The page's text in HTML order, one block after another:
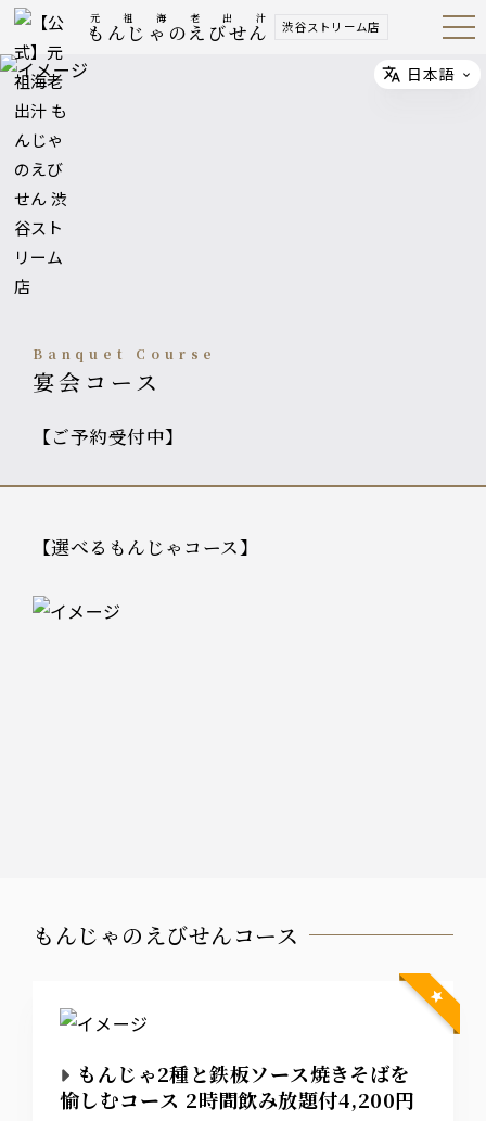
元祖海老出汁
もんじゃのえびせん 渋谷ストリーム店 Open
Navig
Banquet Course
宴会コース
【ご予約受付中】
【選べるもんじゃコース】
もんじゃのえびせんコース
もんじゃ2種と鉄板ソース焼きそばを
愉しむコース 2時間飲み放題付4,200円
Select
日本語